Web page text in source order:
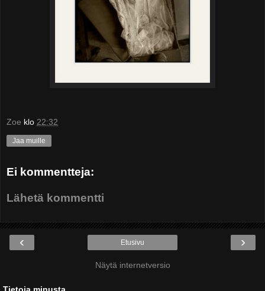
Zoe klo 22:32
Jaa muille
Ei kommentteja:
Lähetä kommentti
‹ ›
Etusivu
Näytä internetversio